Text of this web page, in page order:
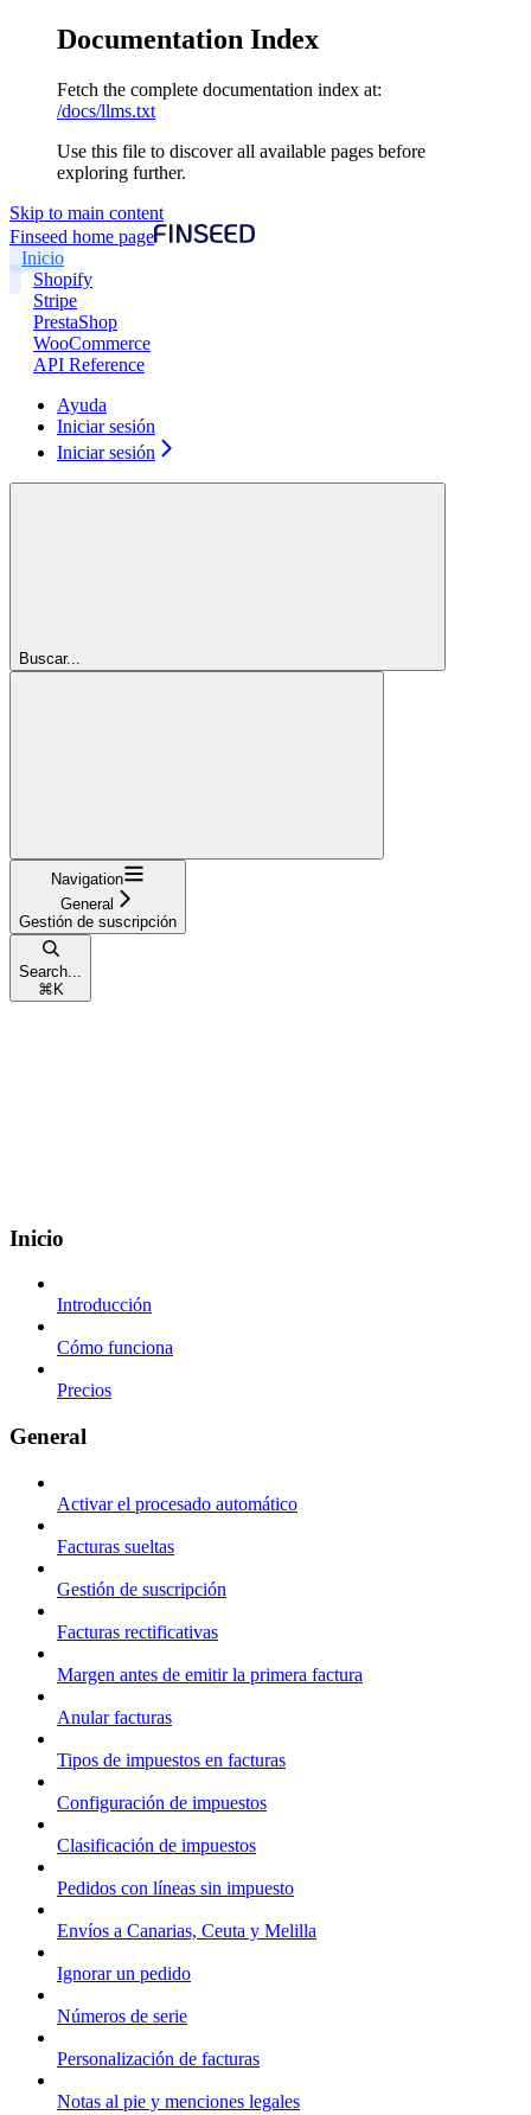
Documentation Index
Fetch the complete documentation index at:
/docs/llms.txt
Use this file to discover all available pages before
exploring further.
Skip to main content
Finseed home page
Inicio
Shopify
Stripe
PrestaShop
WooCommerce
API Reference
Ayuda
Iniciar sesión
Iniciar sesión
Buscar...
Navigation
General
Gestión de suscripción
Search...
⌘ K
Inicio
Introducción
Cómo funciona
Precios
General
Activar el procesado automático
Facturas sueltas
Gestión de suscripción
Facturas rectificativas
Margen antes de emitir la primera factura
Anular facturas
Tipos de impuestos en facturas
Configuración de impuestos
Clasificación de impuestos
Pedidos con líneas sin impuesto
Envíos a Canarias, Ceuta y Melilla
Ignorar un pedido
Números de serie
Personalización de facturas
Notas al pie y menciones legales